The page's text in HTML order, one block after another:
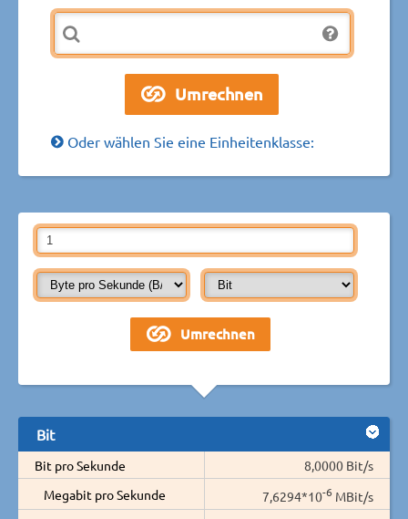
Oder wählen Sie eine Einheitenklasse:
Bit
Bit pro Sekunde
8,0000 Bit/s
Megabit pro Sekunde
7,6294*10-6 MBit/s